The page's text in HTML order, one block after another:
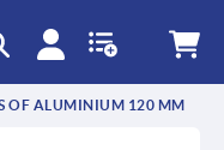
OF ALUMINIUM 120 MM